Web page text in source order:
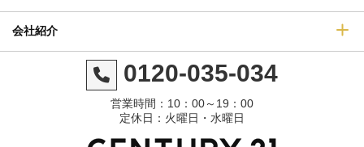
会社紹介
0120-035-034
営業時間：10：00～19：00
定休日：火曜日・水曜日